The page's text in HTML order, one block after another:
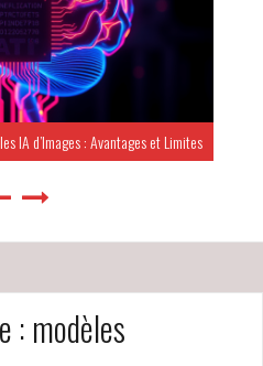
IA d’Images : Avantages et Limites
:modèles